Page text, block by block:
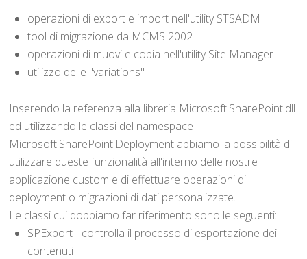
operazioni di export e import nell'utility STSADM
tool di migrazione da MCMS 2002
operazioni di muovi e copia nell'utility Site Manager
utilizzo delle "variations"
Inserendo la referenza alla libreria Microsoft.SharePoint.dll
ed utilizzando le classi del namespace
Microsoft.SharePoint.Deployment abbiamo la possibilità di
utilizzare queste funzionalità all'interno delle nostre
applicazione custom e di effettuare operazioni di
deployment o migrazioni di dati personalizzate.
Le classi cui dobbiamo far riferimento sono le seguenti:
SPExport - controlla il processo di esportazione dei
contenuti